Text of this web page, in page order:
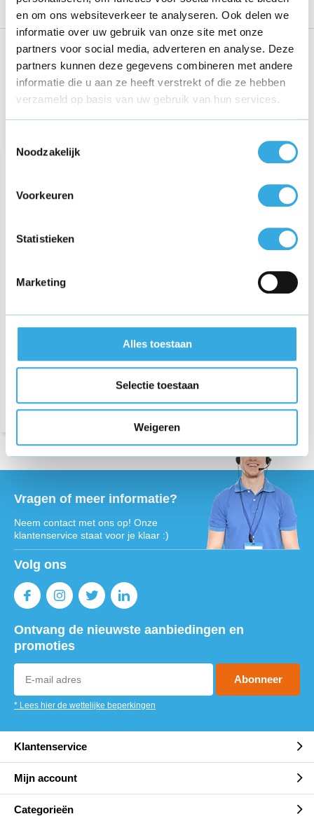
en om ons websiteverkeer te analyseren. Ook delen we
informatie over uw gebruik van onze site met onze
partners voor social media, adverteren en analyse. Deze
partners kunnen deze gegevens combineren met andere
informatie die u aan ze heeft verstrekt of die ze hebben
verzameld op basis van uw gebruik van hun services.
Noodzakelijk
Voorkeuren
Statistieken
Marketing
Alles toestaan
Selectie toestaan
Weigeren
Reviews
Share this product!
BCC steelstofzuiger SZ22-
Vragen of meer informatie?
Neem contact met ons op! Onze
klantenservice staat voor je klaar :)
Volg ons
Ontvang de nieuwste aanbiedingen en
promoties
Abonneer
* Lees hier de wettelijke beperkingen
Klantenservice
Mijn account
Categorieën